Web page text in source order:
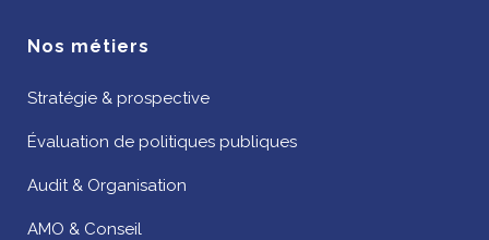
Nos métiers
Stratégie & prospective
Évaluation de politiques publiques
Audit & Organisation
AMO & Conseil